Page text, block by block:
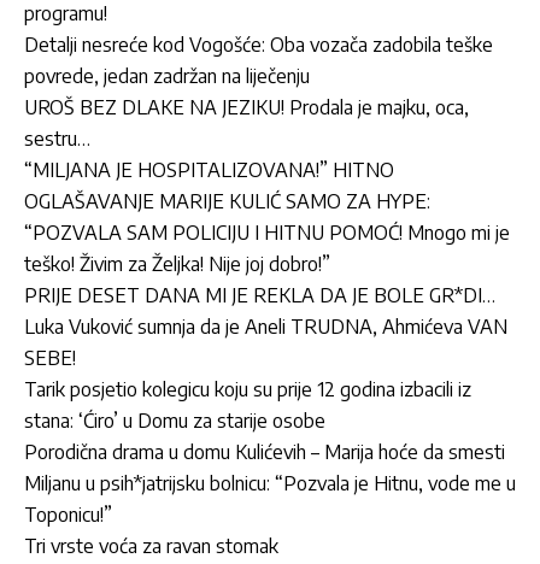
programu!
Detalji nesreće kod Vogošće: Oba vozača zadobila teške
povrede, jedan zadržan na liječenju
UROŠ BEZ DLAKE NA JEZIKU! Prodala je majku, oca,
sestru…
“MILJANA JE HOSPITALIZOVANA!” HITNO
OGLAŠAVANJE MARIJE KULIĆ SAMO ZA HYPE:
“POZVALA SAM POLICIJU I HITNU POMOĆ! Mnogo mi je
teško! Živim za Željka! Nije joj dobro!”
PRIJE DESET DANA MI JE REKLA DA JE BOLE GR*DI…
Luka Vuković sumnja da je Aneli TRUDNA, Ahmićeva VAN
SEBE!
Tarik posjetio kolegicu koju su prije 12 godina izbacili iz
stana: ‘Ćiro’ u Domu za starije osobe
Porodična drama u domu Kulićevih – Marija hoće da smesti
Miljanu u psih*jatrijsku bolnicu: “Pozvala je Hitnu, vode me u
Toponicu!”
Tri vrste voća za ravan stomak